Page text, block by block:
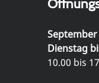
September
Dienstag
10.00 bis